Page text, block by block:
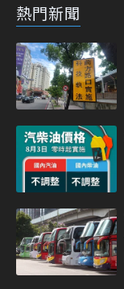
熱門新聞